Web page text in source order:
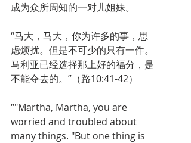
成为众所周知的一对儿姐妹。
“马大，马大，你为许多的事，思
虑烦扰。但是不可少的只有一件。
马利亚已经选择那上好的福分，是
不能夺去的。”（路10:41-42）
“"Martha, Martha, you are
worried and troubled about
many things. "But one thing is